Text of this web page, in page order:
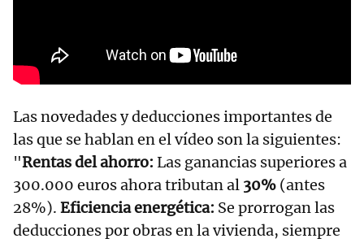
Las novedades y deducciones importantes de
las que se hablan en el vídeo son la siguientes:
"Rentas del ahorro: Las ganancias superiores a
300.000 euros ahora tributan al 30% (antes
28%). Eficiencia energética: Se prorrogan las
deducciones por obras en la vivienda, siempre